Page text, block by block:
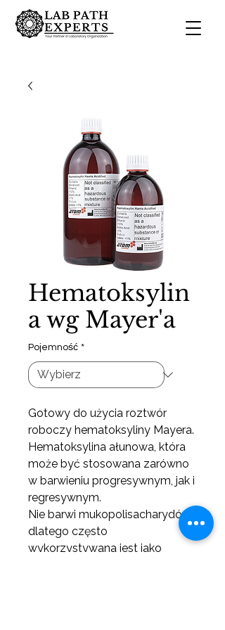
Hematoksylin
a wg Mayer'a
Pojemność *
Gotowy do użycia roztwór
roboczy hematoksyliny Mayera.
Hematoksylina ałunowa, która
może być stosowana zarówno
w barwieniu progresywnym, jak i
regresywnym.
Nie barwi mukopolisacharydów,
dlatego często
wykorzystywana jest jako